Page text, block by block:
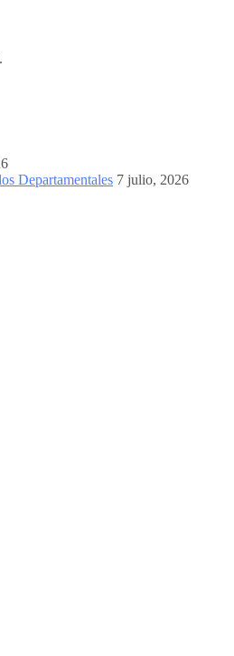
Departamentales 7 julio, 2026